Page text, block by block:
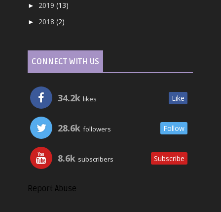
► 2019(13)
► 2018(2)
CONNECT WITH US
34.2k likes Like
28.6k followers Follow
8.6k subscribers Subscribe
Report Abuse